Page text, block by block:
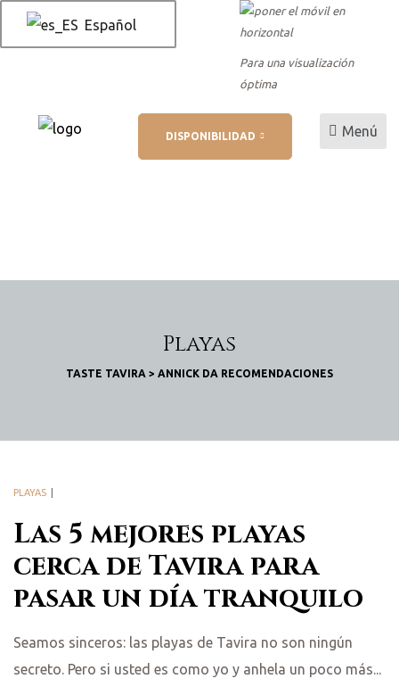
Español
Para una visualización
óptima
DISPONIBILIDAD Menú
Playas
TASTE TAVIRA > ANNICK DA RECOMENDACIONES
Las 5 mejores playas
cerca de Tavira para
pasar un día tranquilo
PLAYAS
Seamos sinceros: las playas de Tavira no son ningún
secreto. Pero si usted es como yo y anhela un poco más...